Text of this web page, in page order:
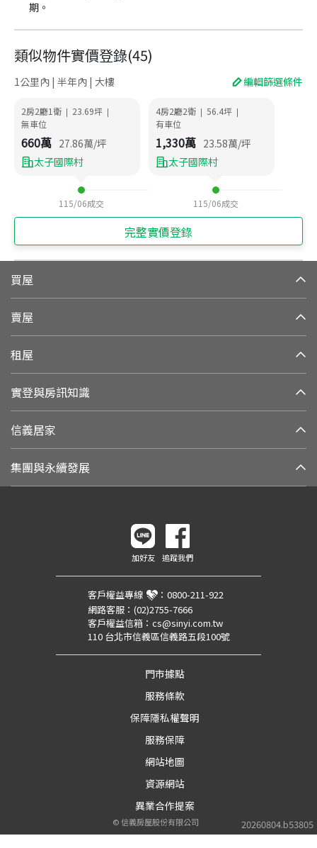
期。
類似物件實價登錄(45)
1公里內 | 半年內 | 大樓 編輯篩選條件
2房2廳1衛 | 23.69坪 |
無車位
660萬 27.86萬/坪
太子國際村
115/06成交
4房2廳2衛 | 56.4坪 |
有車位
1,330萬 23.58萬/坪
太子國際村
115/06成交
完整實價登錄
買屋
賣屋
租屋
實登與房訊知識
信義居家
集團與永續發展
20260804.b53805
加好友 追蹤我們
客戶權益專線 ： 0800-211-922
網路客服： (02)2755-7666
客戶權益信箱： cs@sinyi.com.tw
110 台北市信義區信義路五段100號
門市據點
服務條款
保障隱私權聲明
服務保障
網站地圖
資源網站
異業合作提案
©信義房屋股份有限公司